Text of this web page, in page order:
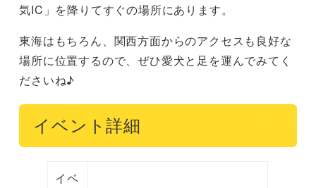
気IC」を降りてすぐの場所にあります。
東海はもちろん、関西方面からのアクセスも良好な
場所に位置するので、ぜひ愛犬と足を運んでみてく
ださいね♪
イベント詳細
イベ